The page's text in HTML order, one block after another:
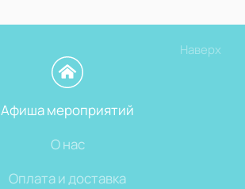
Наверх
Афиша мероприятий
О нас
Оплата и доставка